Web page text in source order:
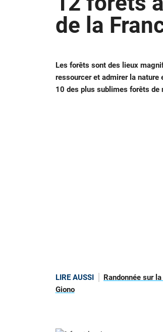
de la
Les forêts sont des lieux
ressourcer et admirer la nature
10 des plus sublimes forêts de
LIRE AUSSI
Randonnée sur
Giono